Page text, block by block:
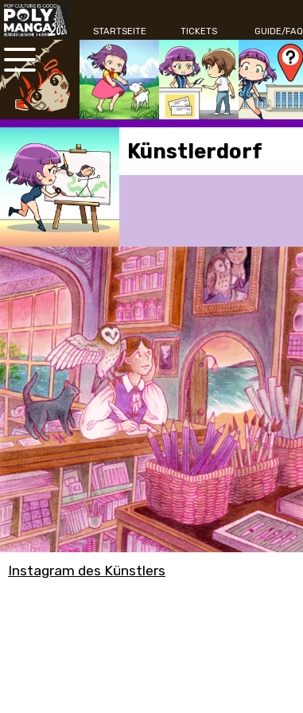
STARTSEITE TICKETS GUIDE/FAQ
Künstlerdorf
Instagram des Künstlers